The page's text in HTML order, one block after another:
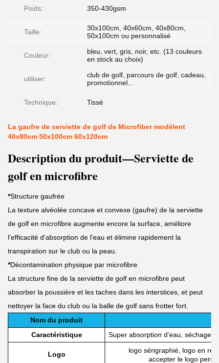
Poids: 350-430gsm
Taille:
30x100cm, 40x60cm, 40x80cm,
50x100cm ou personnalisé
Couleur:
bleu, vert, gris, noir, etc. (13 couleurs
en stock au choix)
utiliser:
club de golf, parcours de golf, cadeau,
promotionnel...
Technique: Tissé
La gaufre de serviette de golf de Microfiber modèlent
40x80cm 50x100cm 60x120cm
Description du produit—Serviette de
golf en microfibre
*Structure gaufrée
La texture alvéolée concave et convexe (gaufre) de la serviette
de golf en microfibre augmente encore la surface, améliore
l'efficacité d'absorption de l'eau et élimine rapidement la
transpiration sur le club ou la peau.
*Décontamination physique par microfibre
La structure fine de la serviette de golf en microfibre peut
absorber la poussière et les taches dans les interstices, et peut
nettoyer la face du club ou la balle de golf sans frotter fort.
Nom du produit
Caractéristique
Super absorption d'eau, séchage
Logo
logo sérigraphié, logo en
accepter le logo